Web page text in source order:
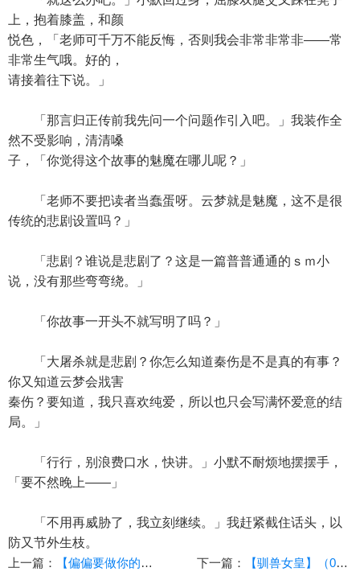
上，抱着膝盖，和颜
悦色，「老师可千万不能反悔，否则我会非常非常非——常
非常生气哦。好的，
请接着往下说。」
「那言归正传前我先问一个问题作引入吧。」我装作全
然不受影响，清清嗓
子，「你觉得这个故事的魅魔在哪儿呢？」
「老师不要把读者当蠢蛋呀。云梦就是魅魔，这不是很
传统的悲剧设置吗？」
「悲剧？谁说是悲剧了？这是一篇普普通通的ｓｍ小
说，没有那些弯弯绕。」
「你故事一开头不就写明了吗？」
「大屠杀就是悲剧？你怎么知道秦伤是不是真的有事？
你又知道云梦会戕害
秦伤？要知道，我只喜欢纯爱，所以也只会写满怀爱意的结
局。」
「行行，别浪费口水，快讲。」小默不耐烦地摆摆手，
「要不然晚上——」
「不用再威胁了，我立刻继续。」我赶紧截住话头，以
防又节外生枝。
上一篇：
【偏偏要做你的M】（2.23）【作者：deltat】 下一篇： 【驯兽女皇】（09）【作者：op1235986】